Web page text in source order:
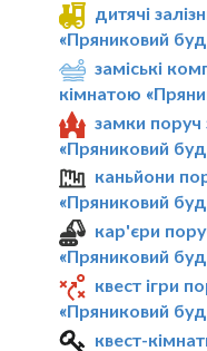
дитячі
«Пряниковий
заміські
кімнатою
замки поруч
«Пряниковий
каньйони
«Пряниковий
кар'єри
«Пряниковий
квест ігри
«Пряниковий
квест-